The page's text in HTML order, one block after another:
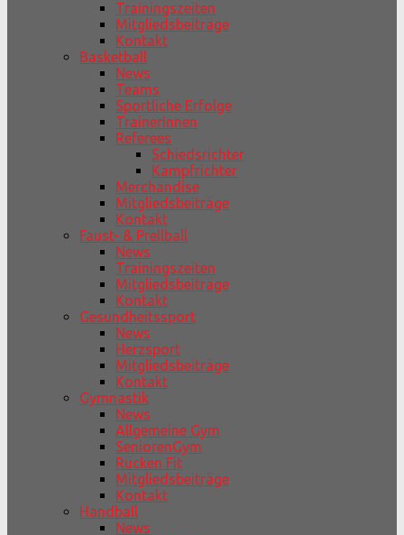
Trainingszeiten
Mitgliedsbeiträge
Kontakt
Basketball
News
Teams
Sportliche Erfolge
TrainerInnen
Referees
Schiedsrichter
Kampfrichter
Merchandise
Mitgliedsbeiträge
Kontakt
Faust- & Prellball
News
Trainingszeiten
Mitgliedsbeiträge
Kontakt
Gesundheitssport
News
Herzsport
Mitgliedsbeiträge
Kontakt
Gymnastik
News
Allgemeine Gym
SeniorenGym
Rücken Fit
Mitgliedsbeiträge
Kontakt
Handball
News